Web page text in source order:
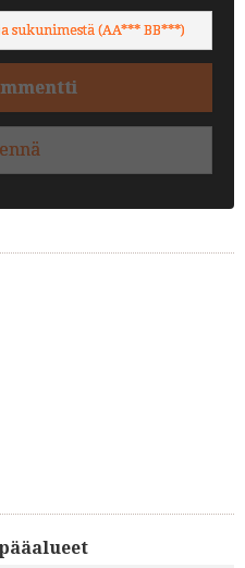
sukunimestä (AA*** BB***)